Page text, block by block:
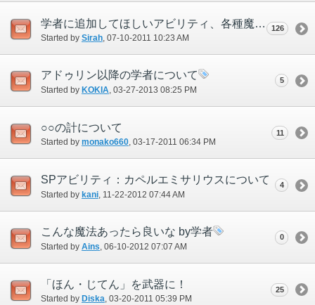
学者に追加してほしいアビリティ、各種魔法
Started by Sirah ‎, 07-10-2011 10:23 AM
126
アドゥリン以降の学者について
Started by KOKIA‎, 03-27-2013 08:25 PM
5
○○の計について
Started by monako660‎, 03-17-2011 06:34 PM
11
SPアビリティ：カペルエミサリウスについて
Started by kani ‎, 11-22-2012 07:44 AM
4
こんな魔法あったら良いな by学者
Started by Ains‎, 06-10-2012 07:07 AM
0
「ほん・じてん」を武器に！
Started by Diska‎, 03-20-2011 05:39 PM
25